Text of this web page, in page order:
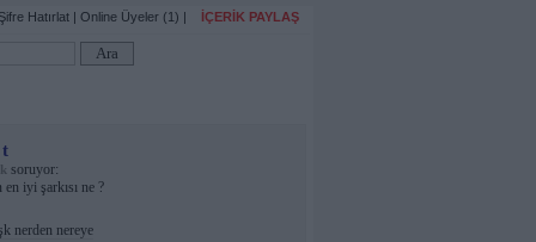
Hatırlat | Online Üyeler (1) | İÇERİK PAYLAŞ
soruyor:
iyi şarkısı ne ?
nerden nereye